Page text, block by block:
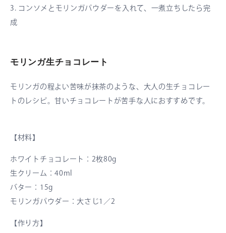
3. コンソメとモリンガパウダーを入れて、一煮立ちしたら完
成
モリンガ生チョコレート
モリンガの程よい苦味が抹茶のような、大人の生チョコレー
トのレシピ。甘いチョコレートが苦手な人におすすめです。
【材料】
ホワイトチョコレート：2枚80g
生クリーム：40ml
バター：15g
モリンガパウダー：大さじ1／2
【作り方】